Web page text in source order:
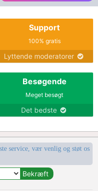
Support
100% gratis
Lyttende moderatorer
Besøgende
Meget besøgt
Det bedste
service, vær venlig og støt os